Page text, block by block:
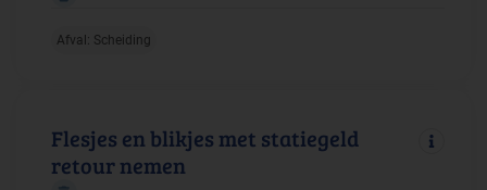
Afval: Scheiding
Flesjes en blikjes met statiegeld
retour nemen